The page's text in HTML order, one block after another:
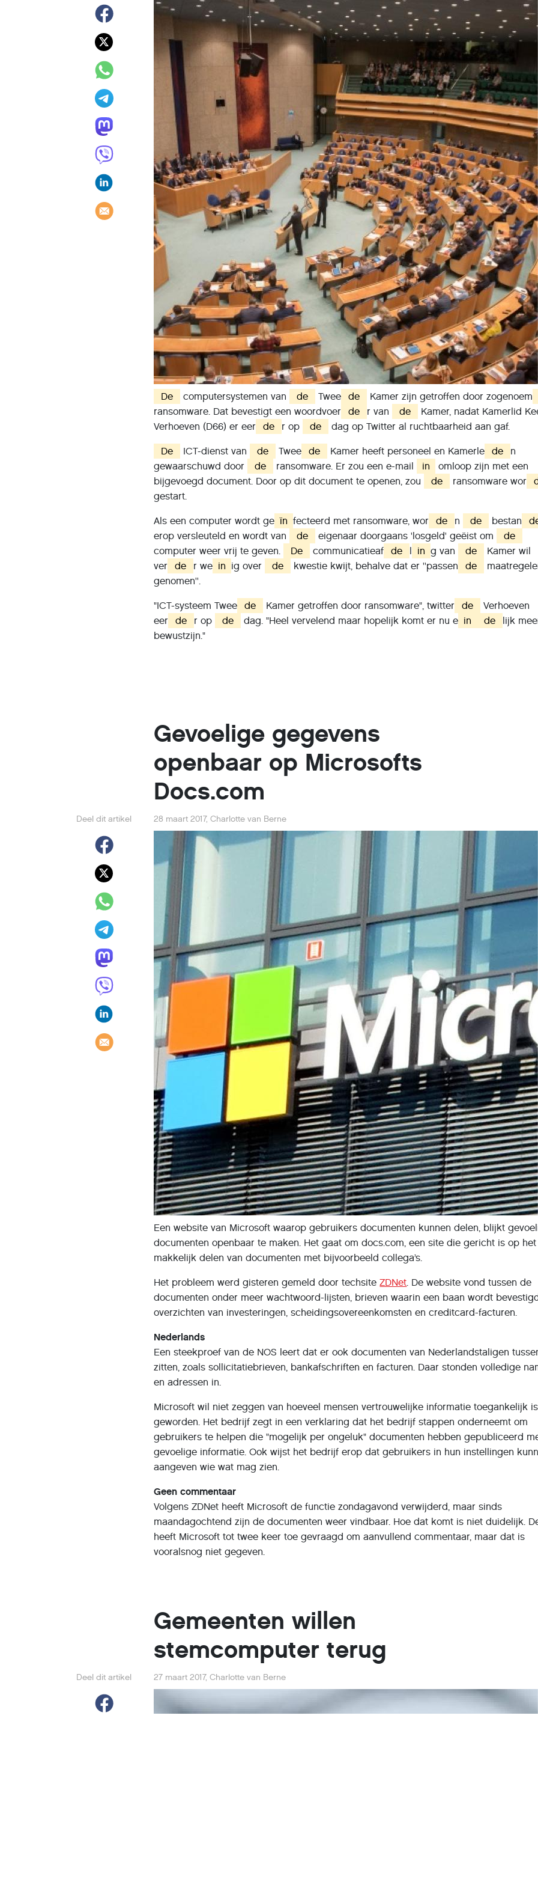
De computersystemen van de Twee de Kamer zijn getroffen door zogenoem
ransomware. Dat bevestigt een woordvoer
de r van de
Kamer, nadat Kamerlid
Verhoeven (D66) er eer
de r op de dag op Twitter al ruchtbaarheid aan gaf.
De ICT-dienst van de Twee de Kamer heeft personeel en Kamerle de
n
gewaarschuwd door
de ransomware. Er zou een e-mail in
omloop zijn met een
bijgevoegd document. Door op dit document te openen, zou
de ransomware wor
gestart.
Als een computer wordt ge ïn fecteerd met ransomware, wor de n de bestan
erop versleuteld en wordt van
de eigenaar doorgaans 'losgeld' geëist om
de
computer weer vrij te geven.
De communicatieaf de l in g van de
Kamer wil
ver
de r we in ig over de kwestie kwijt, behalve dat er ''passen de
genomen''.
"ICT-systeem Twee de Kamer getroffen door ransomware", twitter de
Verhoeven
eer
de r op de dag. "Heel vervelend maar hopelijk komt er nu e in de
lijk
bewustzijn."
Gevoelige gegevens
openbaar op Microsofts
Docs.com
Deel dit artikel 28 maart 2017,Charlotte van Berne
Een website van Microsoft waarop gebruikers documenten kunnen delen, blijkt
documenten openbaar te maken. Het gaat om docs.com, een site die gericht is op het
makkelijk delen van documenten met bijvoorbeeld collega’s.
Het probleem werd gisteren gemeld door techsiteZDNet. De website vond tussen de
documenten onder meer wachtwoord-lijsten, brieven waarin een baan wordt
overzichten van investeringen, scheidingsovereenkomsten en creditcard-facturen.
Nederlands
Een steekproef van de NOS leert dat er ook documenten van Nederlandstaligen
zitten, zoals sollicitatiebrieven, bankafschriften en facturen. Daar stonden volledige
en adressen in.
Microsoft wil niet zeggen van hoeveel mensen vertrouwelijke informatie toegankelijk is
geworden. Het bedrijf zegt in een verklaring dat het bedrijf stappen onderneemt om
gebruikers te helpen die "mogelijk per ongeluk" documenten hebben gepubliceerd
gevoelige informatie. Ook wijst het bedrijf erop dat gebruikers in hun instellingen
aangeven wie wat mag zien.
Geen commentaar
Volgens ZDNet heeft Microsoft de functie zondagavond verwijderd, maar sinds
maandagochtend zijn de documenten weer vindbaar. Hoe dat komt is niet duidelijk.
heeft Microsoft tot twee keer toe gevraagd om aanvullend commentaar, maar dat is
vooralsnog niet gegeven.
Gemeenten willen
stemcomputer terug
Deel dit artikel 27 maart 2017,Charlotte van Berne